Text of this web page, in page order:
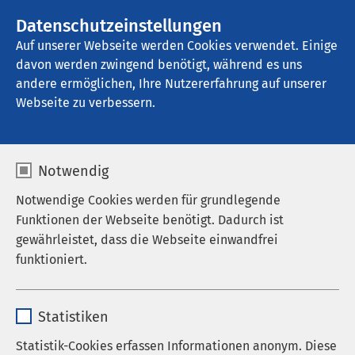
Datenschutzeinstellungen
Auf unserer Webseite werden Cookies verwendet. Einige
davon werden zwingend benötigt, während es uns
andere ermöglichen, Ihre Nutzererfahrung auf unserer
Webseite zu verbessern.
Notwendig
Notwendige Cookies werden für grundlegende
Funktionen der Webseite benötigt. Dadurch ist
gewährleistet, dass die Webseite einwandfrei
funktioniert.
Anbieter sgalinski
Statistiken
Statistik-Cookies erfassen Informationen anonym. Diese
AMEOS Klinikum Alfeld